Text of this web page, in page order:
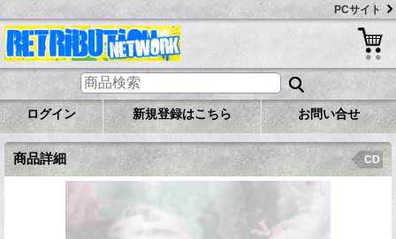
PCサイト
ログイン 新規登録はこちら お問い合せ
商品詳細 CD